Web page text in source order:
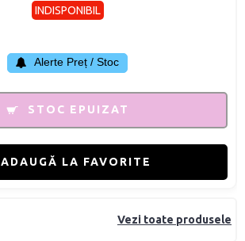
Vezi toate produsele
INDISPONIBIL
Alerte Preț / Stoc
STOC EPUIZAT
ADAUGĂ LA FAVORITE